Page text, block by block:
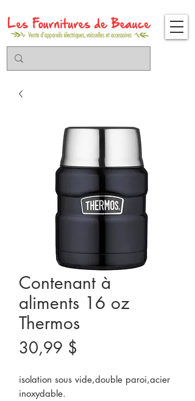
Contenant à
aliments 16 oz
Thermos
30,99 $
isolation sous vide,double paroi,acier
inoxydable.